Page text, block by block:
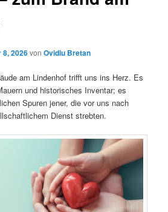
8, 2026vonOvidiu Bretan
am Lindenhof trifft uns ins Herz. Es
und historisches Inventar; es
Spuren jener, die vor uns nach
Dienst strebten.